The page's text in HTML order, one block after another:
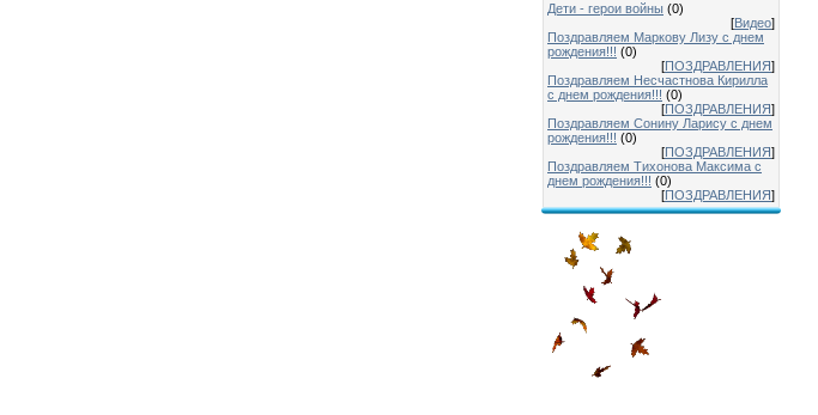
Дети - герои войны (0)
[Видео]
Поздравляем Маркову Лизу с днем
рождения!!! (0)
[ПОЗДРАВЛЕНИЯ]
Поздравляем Несчастнова Кирилла
с днем рождения!!! (0)
[ПОЗДРАВЛЕНИЯ]
Поздравляем Сонину Ларису с днем
рождения!!! (0)
[ПОЗДРАВЛЕНИЯ]
Поздравляем Тихонова Максима с
днем рождения!!! (0)
[ПОЗДРАВЛЕНИЯ]